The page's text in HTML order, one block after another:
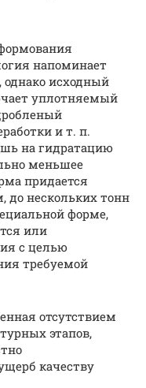
напоминает
однако исходный
уплотняемый
и т. п.
на гидратацию
меньшее
придается
до нескольких тонн
форме,
или
с целью
требуемой
отсутствием
этапов,
качеству